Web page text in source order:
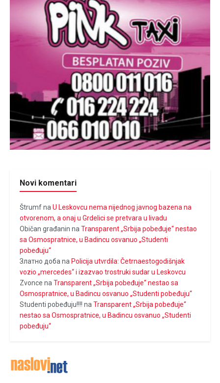
Novi komentari
ŠtrumfnaU Leskovcu nema nijednog javnog bazena na
otvorenom, a onaj u Grdelici se pretvara u livadu
Običan građanin naTransparent „Srbija pobeđuje“ nestao
sa Osmospratnice, u Badincu osvanuo „Studenti
pobeđuju“
Златно добаna Policija utvrdila: Četrnaestogodišnjak
vozio „mercedes“ i izazvao trostruki sudar u Leskovcu
Zvonce naTransparent „Srbija pobeđuje“ nestao sa
Osmospratnice, u Badincu osvanuo „Studenti pobeđuju“
Studenti pobeđuju!!!! naTransparent „Srbija pobeđuje“
nestao sa Osmospratnice, u Badincu osvanuo „Studenti
pobeđuju“